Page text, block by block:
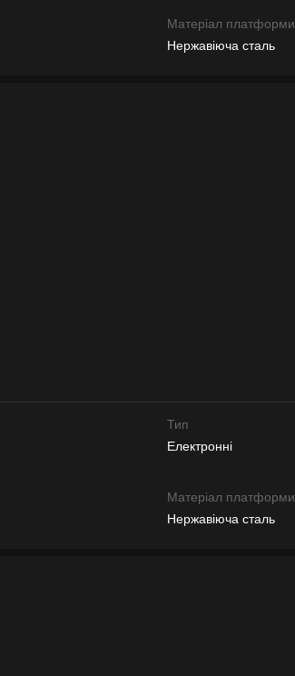
Матеріал платформи
Нержавіюча сталь
Тип
Електронні
Матеріал платформи
Нержавіюча сталь